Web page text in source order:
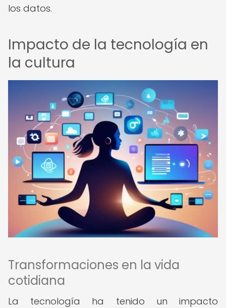
los datos.
Impacto de la tecnología en
la cultura
Transformaciones en la vida
cotidiana
La tecnología ha tenido un impacto